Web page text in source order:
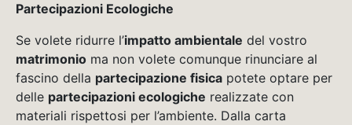
Partecipazioni Ecologiche
Se volete ridurre l’impatto ambientale del vostro
matrimonio ma non volete comunque rinunciare al
fascino della partecipazione fisica potete optare per
delle partecipazioni ecologiche realizzate con
materiali rispettosi per l’ambiente. Dalla carta